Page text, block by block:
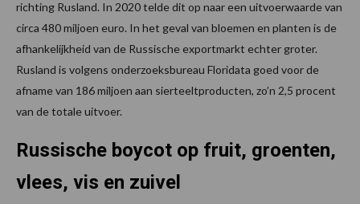
richting Rusland. In 2020 telde dit op naar een uitvoerwaarde van
circa 480 miljoen euro. In het geval van bloemen en planten is de
afhankelijkheid van de Russische exportmarkt echter groter.
Rusland is volgens onderzoeksbureau Floridata goed voor de
afname van 186 miljoen aan sierteeltproducten, zo’n 2,5 procent
van de totale uitvoer.
Russische boycot op fruit, groenten,
vlees, vis en zuivel